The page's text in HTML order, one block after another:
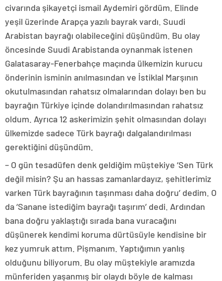
civarında şikayetçi ismail Aydemiri gördüm. Elinde
yeşil üzerinde Arapça yazılı bayrak vardı. Suudi
Arabistan bayrağı olabileceğini düşündüm. Bu olay
öncesinde Suudi Arabistanda oynanmak istenen
Galatasaray-Fenerbahçe maçında ülkemizin kurucu
önderinin isminin anılmasından ve İstiklal Marşının
okutulmasından rahatsız olmalarından dolayı ben bu
bayrağın Türkiye içinde dolandırılmasından rahatsız
oldum. Ayrıca 12 askerimizin şehit olmasından dolayı
ülkemizde sadece Türk bayrağı dalgalandırılması
gerektiğini düşündüm.
– O gün tesadüfen denk geldiğim müştekiye ‘Sen Türk
değil misin? Şu an hassas zamanlardayız, şehitlerimiz
varken Türk bayrağının taşınması daha doğru’ dedim. O
da ‘Sanane istediğim bayrağı taşırım’ dedi. Ardından
bana doğru yaklaştığı sırada bana vuracağını
düşünerek kendimi koruma dürtüsüyle kendisine bir
kez yumruk attım. Pişmanım. Yaptığımın yanlış
olduğunu biliyorum. Bu olay müştekiyle aramızda
münferiden yaşanmış bir olaydı böyle de kalması